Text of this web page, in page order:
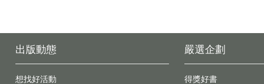
出版動態
想找好活動
嚴選企劃
得獎好書